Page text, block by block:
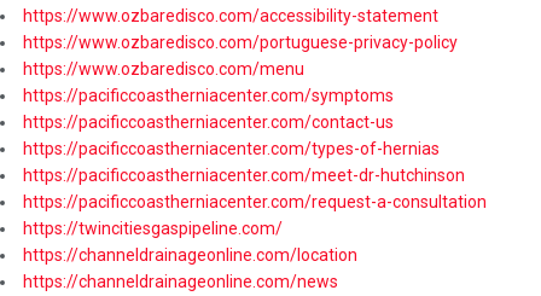
https://www.ozbaredisco.com/accessibility-statement
https://www.ozbaredisco.com/portuguese-privacy-policy
https://www.ozbaredisco.com/menu
https://pacificcoastherniacenter.com/symptoms
https://pacificcoastherniacenter.com/contact-us
https://pacificcoastherniacenter.com/types-of-hernias
https://pacificcoastherniacenter.com/meet-dr-hutchinson
https://pacificcoastherniacenter.com/request-a-consultation
https://twincitiesgaspipeline.com/
https://channeldrainageonline.com/location
https://channeldrainageonline.com/news